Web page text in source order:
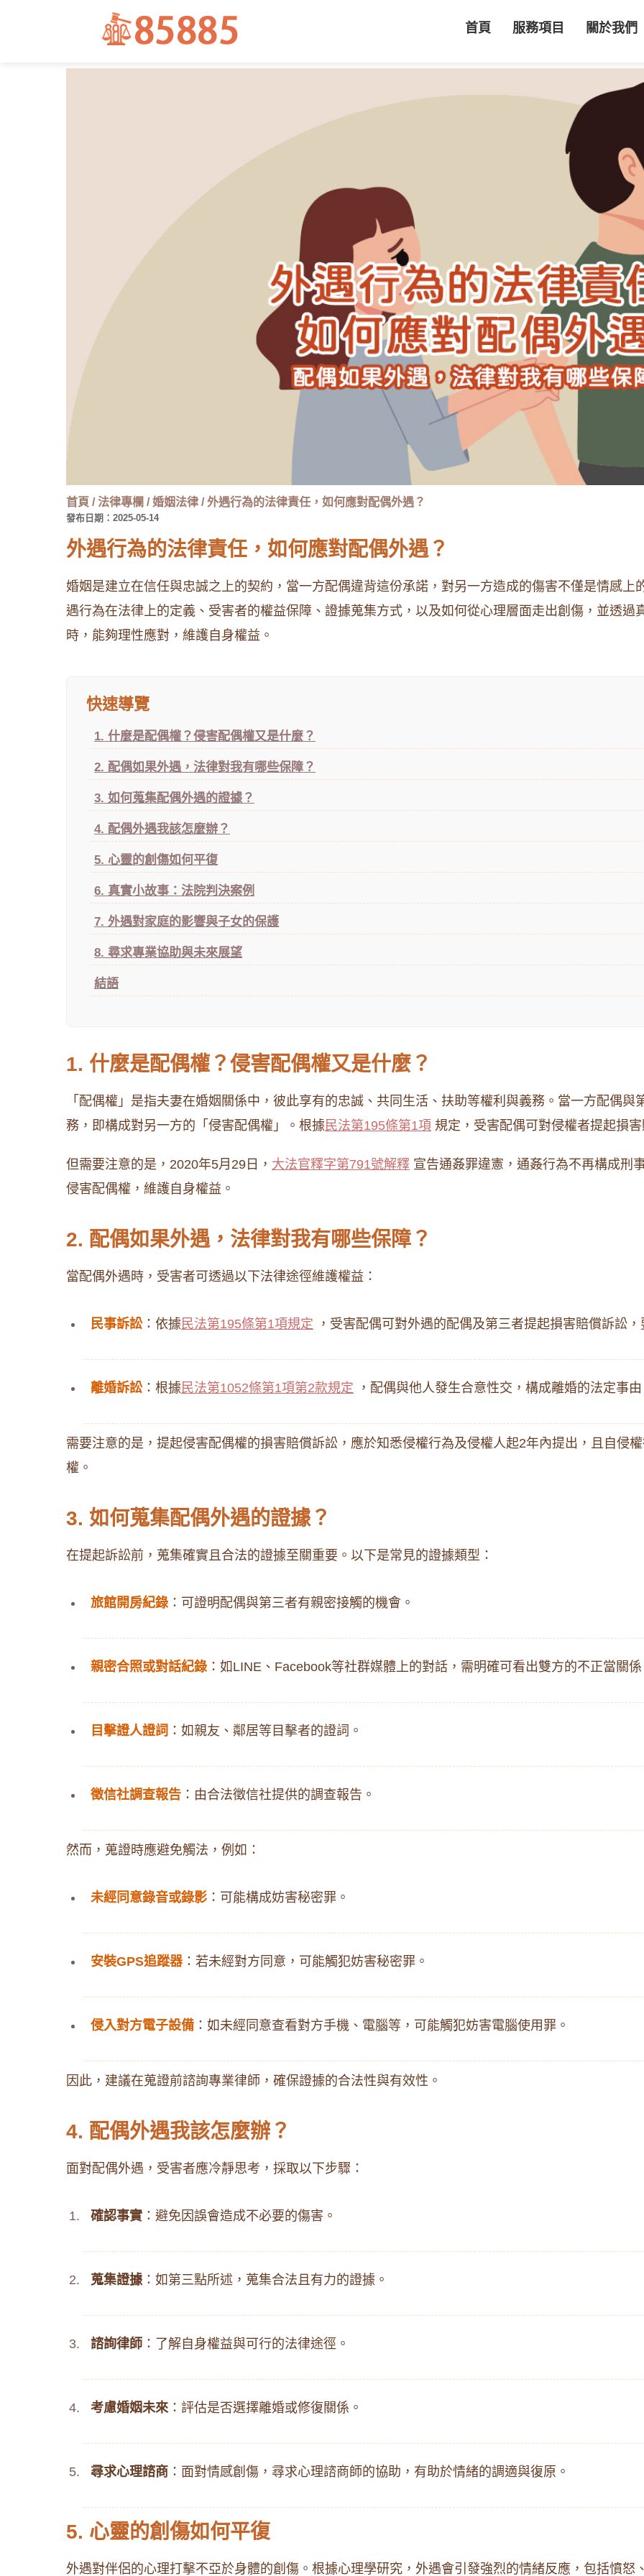
首頁 服務項目 關於我們
首頁 /法律專欄 /婚姻法律 /外遇行為的法律責任，如何應對配偶外遇？
發布日期：2025-05-14
外遇行為的法律責任，如何應對配偶外遇？
婚姻是建立在信任與忠誠之上的契約，當一方配偶違背這份承諾，對另一方造成的傷害不僅是情感上
遇行為在法律上的定義、受害者的權益保障、證據蒐集方式，以及如何從心理層面走出創傷，並透過
時，能夠理性應對，維護自身權益。​
快速導覽
1. 什麼是配偶權？侵害配偶權又是什麼？
2. 配偶如果外遇，法律對我有哪些保障？
3. 如何蒐集配偶外遇的證據？
4. 配偶外遇我該怎麼辦？
5. 心靈的創傷如何平復
6. 真實小故事：法院判決案例
7. 外遇對家庭的影響與子女的保護
8. 尋求專業協助與未來展望
結語
1. 什麼是配偶權？侵害配偶權又是什麼？
「配偶權」是指夫妻在婚姻關係中，彼此享有的忠誠、共同生活、扶助等權利與義務。​當一方配偶
務，即構成對另一方的「侵害配偶權」。​根據 民法第195條第1項 規定，受害配偶可對侵權者提起損
但需要注意的是，2020年5月29日， 大法官釋字第791號解釋 宣告通姦罪違憲，通姦行為不再構成刑
侵害配偶權，維護自身權益。​
2. 配偶如果外遇，法律對我有哪些保障？
當配偶外遇時，受害者可透過以下法律途徑維護權益：​
民事訴訟：​依據 民法第195條第1項規定 ，受害配偶可對外遇的配偶及第三者提起損害賠償訴訟
離婚訴訟：​根據 民法第1052條第1項第2款規定 ，配偶與他人發生合意性交，構成離婚的法定事
需要注意的是，提起侵害配偶權的損害賠償訴訟，應於知悉侵權行為及侵權人起2年內提出，且自侵
權。​
3. 如何蒐集配偶外遇的證據？
在提起訴訟前，蒐集確實且合法的證據至關重要。​ ​ 以下是常見的證據類型：
旅館開房紀錄 ：​可證明配偶與第三者有親密接觸的機會。​
親密合照或對話紀錄 ：​如LINE、Facebook等社群媒體上的對話，需明確可看出雙方的不正當關
目擊證人證詞 ：​如親友、鄰居等目擊者的證詞。​
徵信社調查報告 ：​由合法徵信社提供的調查報告。​
然而，蒐證時應避免觸法，例如：​
未經同意錄音或錄影 ：​可能構成妨害秘密罪。​
安裝GPS追蹤器 ：​若未經對方同意，可能觸犯妨害秘密罪。​
侵入對方電子設備 ：​如未經同意查看對方手機、電腦等，可能觸犯妨害電腦使用罪。​
因此，建議在蒐證前諮詢專業律師，確保證據的合法性與有效性。​
4. 配偶外遇我該怎麼辦？
面對配偶外遇，受害者應冷靜思考，採取以下步驟：​
確認事實 ：​避免因誤會造成不必要的傷害。​
蒐集證據 ：​如第三點所述，蒐集合法且有力的證據。​
諮詢律師 ：​了解自身權益與可行的法律途徑。​
考慮婚姻未來：​評估是否選擇離婚或修復關係。​
尋求心理諮商 ：​面對情感創傷，尋求心理諮商師的協助，有助於情緒的調適與復原。​
5. 心靈的創傷如何平復
外遇對伴侶的心理打擊不亞於身體的創傷。根據心理學研究，外遇會引發強烈的情緒反應，包括憤怒